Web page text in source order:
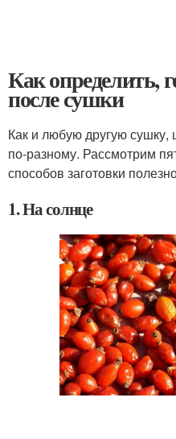
Как определить,
после сушки
Как и любую другую сушку,
по-разному. Рассмотрим
способов заготовки
1. На солнце